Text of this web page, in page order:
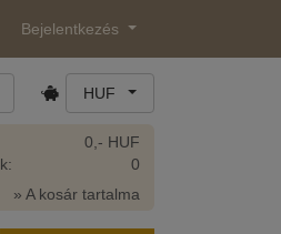
Bejelentkezés
HUF
0,- HUF
0
» A kosár tartalma